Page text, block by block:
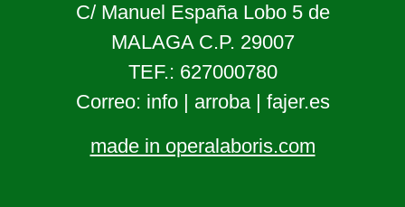
C/ Manuel España Lobo 5 de
MALAGA C.P. 29007
TEF.: 627000780
Correo: info | arroba | fajer.es
made in operalaboris.com